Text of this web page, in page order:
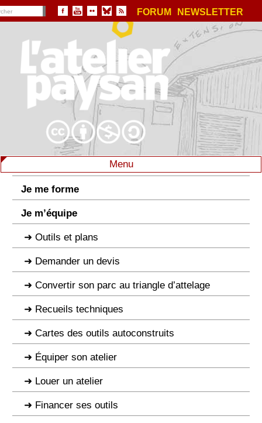
FORUM NEWSLETTER
Menu
Je me forme
Je m’équipe
Outils et plans
Demander un devis
Convertir son parc au triangle d’attelage
Recueils techniques
Cartes des outils autoconstruits
Équiper son atelier
Louer un atelier
Financer ses outils